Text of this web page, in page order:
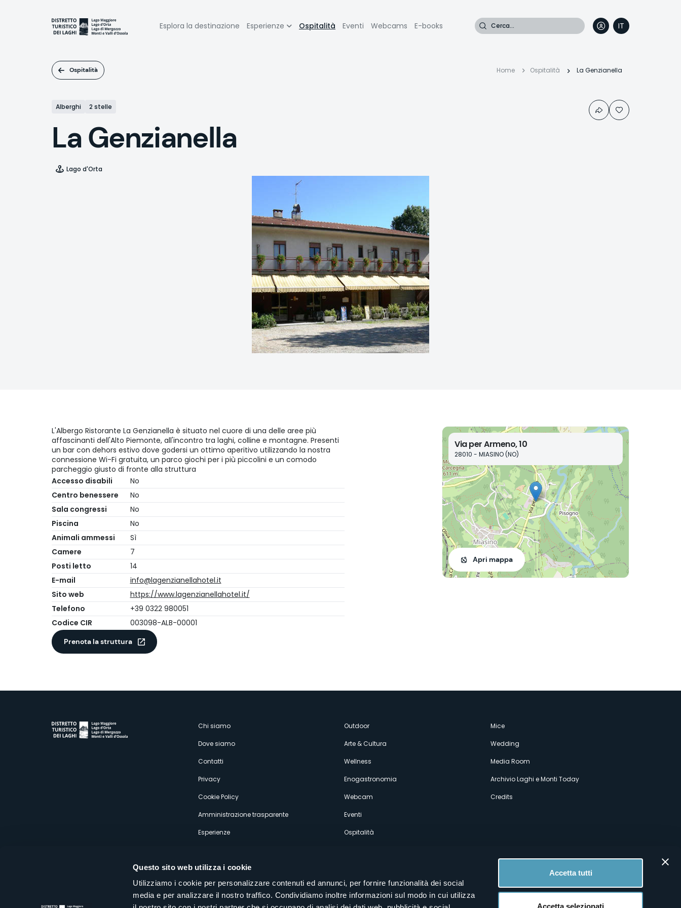
Questo sito web utilizza i cookie
Utilizziamo i cookie per personalizzare contenuti ed annunci, per fornire funzionalità dei social
media e per analizzare il nostro traffico. Condividiamo inoltre informazioni sul modo in cui utilizza
Accetta tutti
Accetta selezionati
Navigazione
Esplora la destinazione Esperienze Ospitalità Eventi Webcams E-books Cerca
IT
EN
FR
DE
Ospitalità
Briciole
Home Ospitalità La Genzianella
Alberghi 2 stelle
La Genzianella
Lago d'Orta
L'Albergo Ristorante La Genzianella è situato nel cuore di una delle aree più
affascinanti dell'Alto Piemonte, all'incontro tra laghi, colline e montagne. Presenti
un bar con dehors estivo dove godersi un ottimo aperitivo utilizzando la nostra
connessione Wi-Fi gratuita, un parco giochi per i più piccolini e un comodo
parcheggio giusto di fronte alla struttura
Accesso disabili
No
Centro benessere
No
Sala congressi
No
Piscina
No
Animali ammessi
Sì
Camere
7
Posti letto
14
E-mail
info@lagenzianellahotel.it
Sito web
https://www.lagenzianellahotel.it/
Telefono
+39 0322 980051
Codice CIR
003098-ALB-00001
Prenota la struttura
Via per Armeno, 10
28010 - MIASINO (NO)
Apri mappa
Menù
secondario
Chi siamo
Dove siamo
Contatti
Privacy
Cookie Policy
Amministrazione trasparente
Esperienze
Outdoor
Arte & Cultura
Wellness
Enogastronomia
Webcam
Eventi
Ospitalità
Mice
Wedding
Media Room
Archivio Laghi e Monti Today
Credits
Distretto Turistico dei Laghi Scrl
Seguici sui nostri canali social